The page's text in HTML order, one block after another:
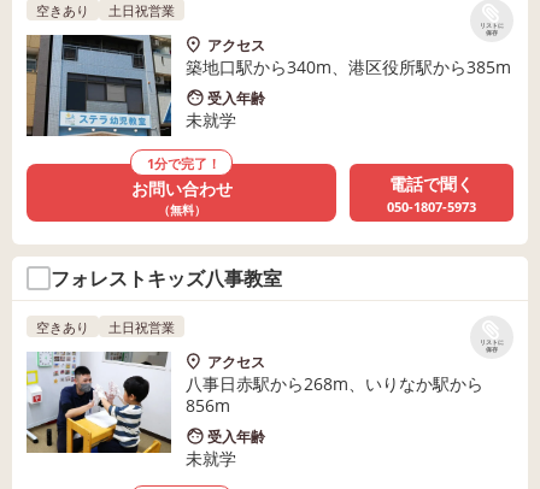
リストに
保存
空きあり 土日祝営業
アクセス
築地口駅から340m、港区役所駅から385m
受入年齢
未就学
1分で完了！
お問い合わせ
（無料）
電話で聞く
050-1807-5973
フォレストキッズ八事教室
リストに
保存
空きあり 土日祝営業
アクセス
八事日赤駅から268m、いりなか駅から
856m
受入年齢
未就学